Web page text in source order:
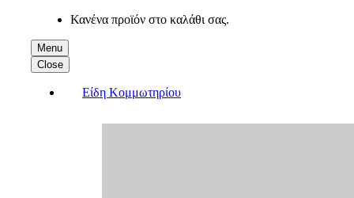
Menu
Close
Είδη Κομμωτηρίου
Κανένα προϊόν στο καλάθι σας.